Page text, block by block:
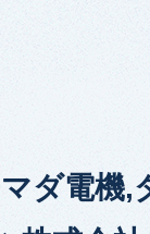
マダ電機